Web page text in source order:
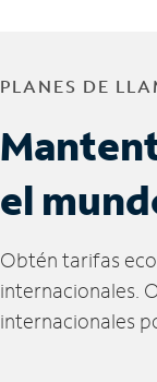
PLANES DE
el
Obtén tarifas
internacionales.
internacionales